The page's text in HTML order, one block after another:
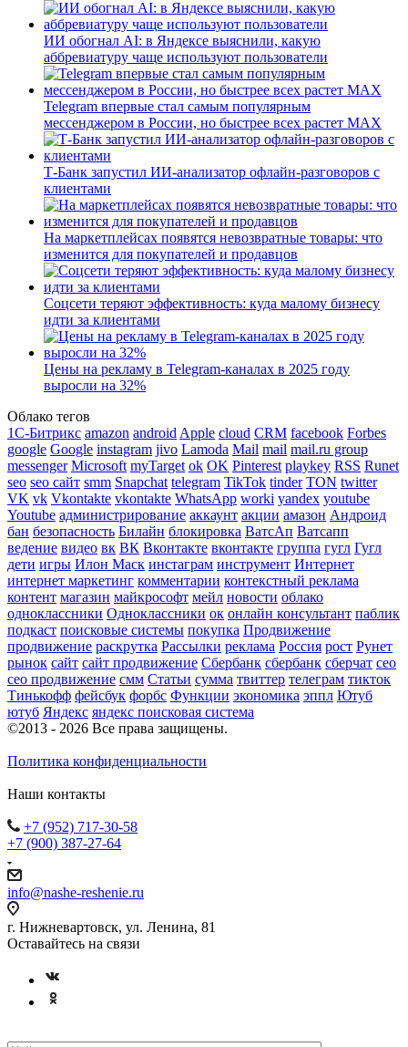
ИИ обогнал AI: в Яндексе выяснили, какую
аббревиатуру чаще используют пользователи
Telegram впервые стал самым популярным
мессенджером в России, но быстрее всех растет MAX
Т-Банк запустил ИИ-анализатор офлайн-разговоров с
клиентами
На маркетплейсах появятся невозвратные товары: что
изменится для покупателей и продавцов
Соцсети теряют эффективность: куда малому бизнесу
идти за клиентами
Цены на рекламу в Telegram-каналах в 2025 году
выросли на 32%
Облако тегов
1С-Битрикс amazon android Apple cloud CRM facebook Forbes
google Google instagram jivo Lamoda Mail mail mail.ru group
messenger Microsoft myTarget ok OK Pinterest playkey RSS Runet
seo seo сайт smm Snapchat telegram TikTok tinder TON twitter
VK vk Vkontakte vkontakte WhatsApp worki yandex youtube
Youtube администрирование аккаунт акции амазон Андроид
бан безопасность Билайн блокировка ВатсАп Ватсапп
ведение видео вк ВК Вконтакте вконтакте группа гугл Гугл
дети игры Илон Маск инстаграм инструмент Интернет
интернет маркетинг комментарии контекстный реклама
контент магазин майкрософт мейл новости облако
одноклассники Одноклассники ок онлайн консультант паблик
подкаст поисковые системы покупка Продвижение
продвижение раскрутка Рассылки реклама Россия рост Рунет
рынок сайт сайт продвижение Сбербанк сбербанк сберчат сео
сео продвижение смм Статьи сумма твиттер телеграм тикток
Тинькофф фейсбук форбс Функции экономика эппл Ютуб
ютуб Яндекс яндекс поисковая система
©2013 - 2026 Все права защищены.
Политика конфиденциальности
Наши контакты
+7 (952) 717-30-58
+7 (900) 387-27-64
info@nashe-reshenie.ru
г. Нижневартовск, ул. Ленина, 81
Оставайтесь на связи